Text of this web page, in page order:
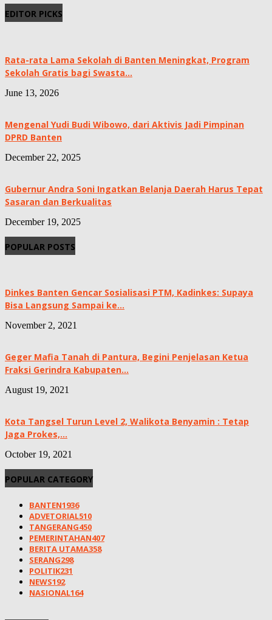
EDITOR PICKS
Rata-rata Lama Sekolah di Banten Meningkat, ‎Program
Sekolah Gratis bagi Swasta...
June 13, 2026
Mengenal Yudi Budi Wibowo, dari Aktivis Jadi Pimpinan
DPRD Banten
December 22, 2025
Gubernur Andra Soni Ingatkan Belanja Daerah Harus Tepat
Sasaran dan Berkualitas
December 19, 2025
POPULAR POSTS
Dinkes Banten Gencar Sosialisasi PTM, Kadinkes: Supaya
Bisa Langsung Sampai ke...
November 2, 2021
Geger Mafia Tanah di Pantura, Begini Penjelasan Ketua
Fraksi Gerindra Kabupaten...
August 19, 2021
Kota Tangsel Turun Level 2, Walikota Benyamin : Tetap
Jaga Prokes,...
October 19, 2021
POPULAR CATEGORY
BANTEN1936
ADVETORIAL510
TANGERANG450
PEMERINTAHAN407
BERITA UTAMA358
SERANG298
POLITIK231
NEWS192
NASIONAL164